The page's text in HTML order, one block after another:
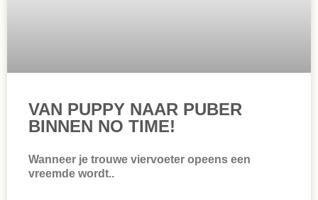
VAN PUPPY NAAR PUBER
BINNEN NO TIME!
Wanneer je trouwe viervoeter opeens een
vreemde wordt..